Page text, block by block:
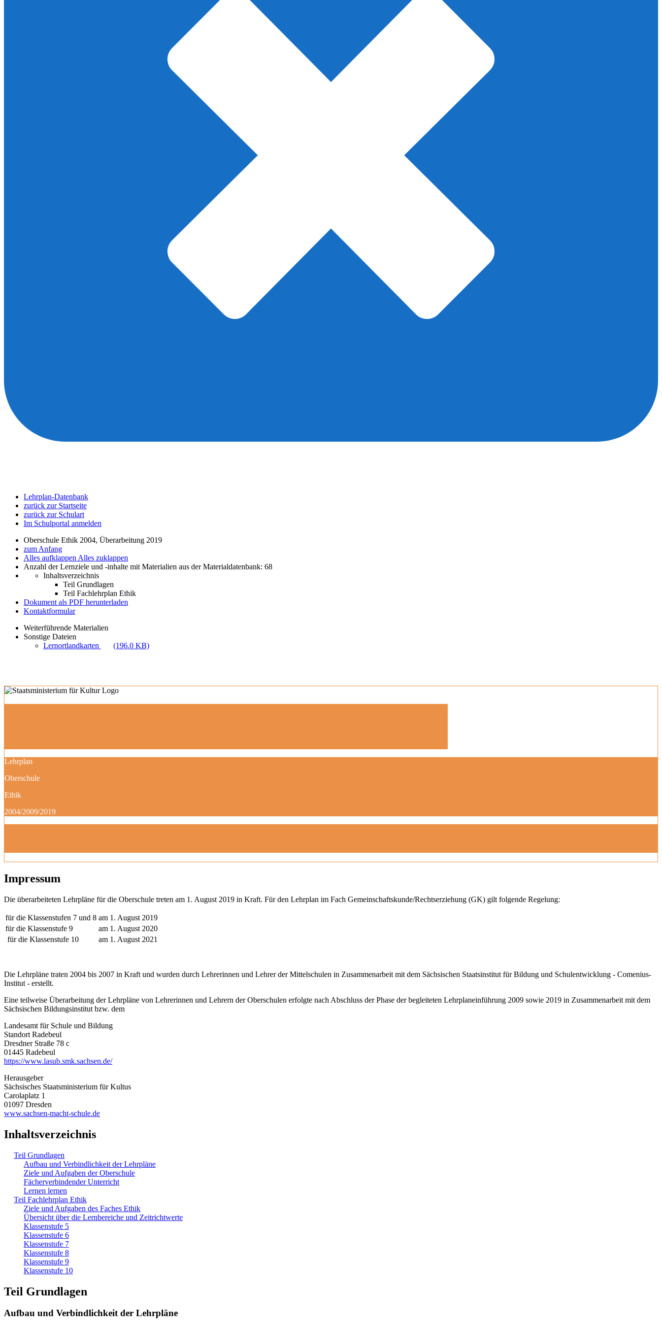
Lehrplan-Datenbank
zurück zur Startseite
zurück zur Schulart
Im Schulportal anmelden
Oberschule Ethik 2004, Überarbeitung 2019
zum Anfang
Alles aufklappen Alles zuklappen
Anzahl der Lernziele und -inhalte mit Materialien aus der Materialdatenbank: 68
Inhaltsverzeichnis
Teil Grundlagen
Teil Fachlehrplan Ethik
Dokument als PDF herunterladen
Kontaktformular
Weiterführende Materialien
Sonstige Dateien
Lernortlandkarten
(196.0 KB)
Lehrplan
Oberschule
Ethik
2004/2009/2019
Impressum
Die überarbeiteten Lehrpläne für die Oberschule treten am 1. August 2019 in Kraft. Für den Lehrplan im Fach Gemeinschaftskunde/Rechtserziehung (GK) gilt folgende Regelung:
für die Klassenstufen 7 und 8 am 1. August 2019
für die Klassenstufe 9
am 1. August 2020
für die Klassenstufe 10
am 1. August 2021
Die Lehrpläne traten 2004 bis 2007 in Kraft und wurden durch Lehrerinnen und Lehrer der Mittelschulen in Zusammenarbeit mit dem Sächsischen Staatsinstitut für Bildung und Schulentwicklung - Comenius-
Institut - erstellt.
Eine teilweise Überarbeitung der Lehrpläne von Lehrerinnen und Lehrern der Oberschulen erfolgte nach Abschluss der Phase der begleiteten Lehrplaneinführung 2009 sowie 2019 in Zusammenarbeit mit dem
Sächsischen Bildungsinstitut bzw. dem
Landesamt für Schule und Bildung
Standort Radebeul
Dresdner Straße 78 c
01445 Radebeul
https://www.lasub.smk.sachsen.de/
Herausgeber
Sächsisches Staatsministerium für Kultus
Carolaplatz 1
01097 Dresden
www.sachsen-macht-schule.de
Inhaltsverzeichnis
Teil Grundlagen
Aufbau und Verbindlichkeit der Lehrpläne
Ziele und Aufgaben der Oberschule
Fächerverbindender Unterricht
Lernen lernen
Teil Fachlehrplan Ethik
Ziele und Aufgaben des Faches Ethik
Übersicht über die Lernbereiche und Zeitrichtwerte
Klassenstufe 5
Klassenstufe 6
Klassenstufe 7
Klassenstufe 8
Klassenstufe 9
Klassenstufe 10
Teil Grundlagen
Aufbau und Verbindlichkeit der Lehrpläne